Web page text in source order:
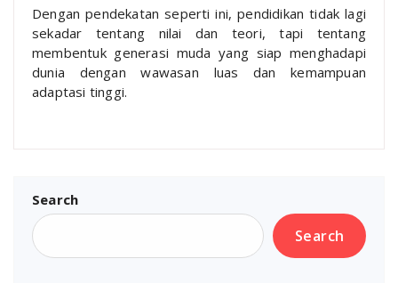
Dengan pendekatan seperti ini, pendidikan tidak lagi
sekadar tentang nilai dan teori, tapi tentang
membentuk generasi muda yang siap menghadapi
dunia dengan wawasan luas dan kemampuan
adaptasi tinggi.
Search
Search